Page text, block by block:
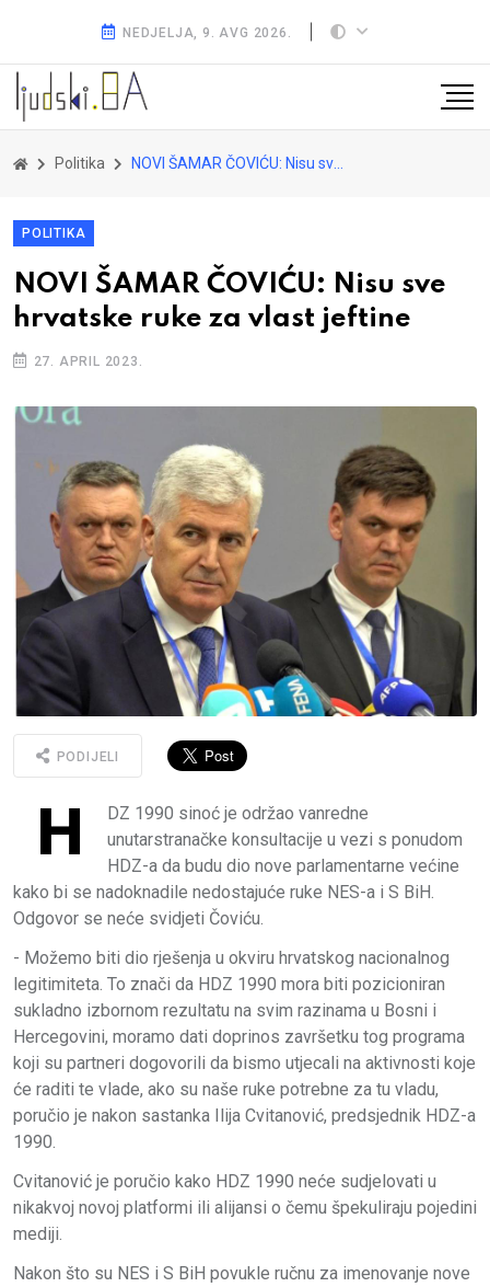
NEDJELJA, 9. AVG 2026.
Politika NOVI ŠAMAR ČOVIĆU: Nisu sve hrvatske ruke za vlast jeftine
POLITIKA
NOVI ŠAMAR ČOVIĆU: Nisu sve
hrvatske ruke za vlast jeftine
27. APRIL 2023.
PODIJELI
H
DZ 1990 sinoć je održao vanredne
unutarstranačke konsultacije u vezi s ponudom
HDZ-a da budu dio nove parlamentarne većine
kako bi se nadoknadile nedostajuće ruke NES-a i S BiH.
Odgovor se neće svidjeti Čoviću.
- Možemo biti dio rješenja u okviru hrvatskog nacionalnog
legitimiteta. To znači da HDZ 1990 mora biti pozicioniran
sukladno izbornom rezultatu na svim razinama u Bosni i
Hercegovini, moramo dati doprinos završetku tog programa
koji su partneri dogovorili da bismo utjecali na aktivnosti koje
će raditi te vlade, ako su naše ruke potrebne za tu vladu,
poručio je nakon sastanka Ilija Cvitanović, predsjednik HDZ-a
1990.
Cvitanović je poručio kako HDZ 1990 neće sudjelovati u
nikakvoj novoj platformi ili alijansi o čemu špekuliraju pojedini
mediji.
Nakon što su NES i S BiH povukle ručnu za imenovanje nove